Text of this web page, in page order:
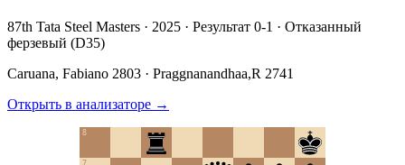
87th Tata Steel Masters · 2025 · Результат 0-1 · Отказанный
ферзевый (D35)
Caruana, Fabiano 2803 · Praggnanandhaa,R 2741
Открыть в анализаторе →
7
8